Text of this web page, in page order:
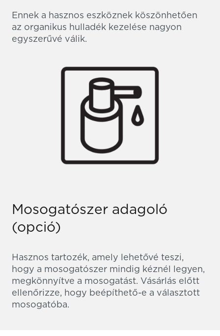
Ennek a hasznos eszköznek köszönhetően
az organikus hulladék kezelése nagyon
egyszerűvé válik.
Mosogatószer adagoló
(opció)
Hasznos tartozék, amely lehetővé teszi,
hogy a mosogatószer mindig kéznél legyen,
megkönnyítve a mosogatást. Vásárlás előtt
ellenőrizze, hogy beépíthető-e a választott
mosogatóba.